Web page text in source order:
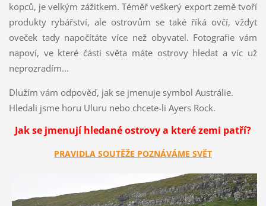
kopců, je velkým zážitkem. Téměř veškerý export země tvoří
produkty rybářství, ale ostrovům se také říká ovčí, vždyť
oveček tady napočítáte více než obyvatel. Fotografie vám
napoví, ve které části světa máte ostrovy hledat a víc už
neprozradím...
Dlužím vám odpověď, jak se jmenuje symbol Austrálie.
Hledali jsme horu Uluru nebo chcete-li Ayers Rock.
Jak se jmenují hledané ostrovy a které zemi patří?
PRAVIDLA SOUTĚŽE POZNÁVÁME SVĚT